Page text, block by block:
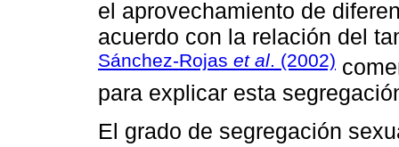
el aprovechamiento de
acuerdo con la relación del
Sánchez-Rojas et al. (2002)
para explicar esta
El grado de segregación